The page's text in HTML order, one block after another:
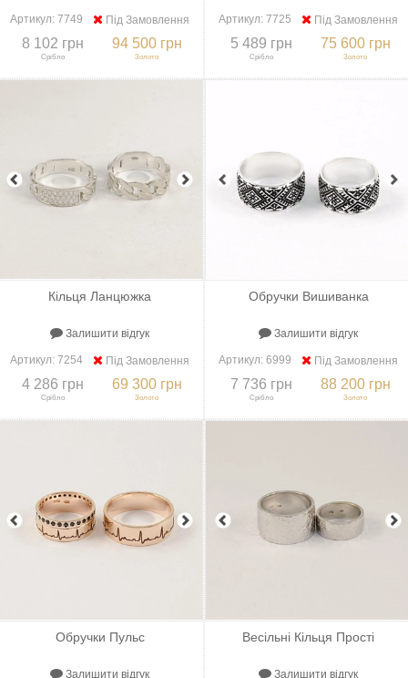
Артикул:7749 Під Замовлення
8 102 грн
Срібло
94 500 грн
Золото
Артикул:7725 Під Замовлення
5 489 грн
Срібло
75 600 грн
Золото
Кільця Ланцюжка
Залишити відгук
Артикул:7254 Під Замовлення
4 286 грн
Срібло
69 300 грн
Золото
Обручки Вишиванка
Залишити відгук
Артикул:6999 Під Замовлення
7 736 грн
Срібло
88 200 грн
Золото
Обручки Пульс
Залишити відгук
Весільні Кільця Прості
Залишити відгук